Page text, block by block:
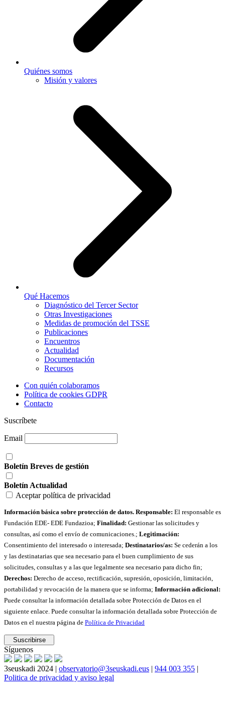
Quiénes somos
Misión y valores
Qué Hacemos
Diagnóstico del Tercer Sector
Otras Investigaciones
Medidas de promoción del TSSE
Publicaciones
Encuentros
Actualidad
Documentación
Recursos
Con quién colaboramos
Política de cookies GDPR
Contacto
Suscríbete
Email
Boletín Breves de gestión
Boletín Actualidad
Aceptar política de privacidad
Información básica sobre protección de datos. Responsable: El responsable es
Fundación EDE- EDE Fundazioa; Finalidad: Gestionar las solicitudes y
consultas, así como el envío de comunicaciones.; Legitimación:
Consentimiento del interesado o interesada; Destinatarios/as: Se cederán a los
y las destinatarias que sea necesario para el buen cumplimiento de sus
solicitudes, consultas y a las que legalmente sea necesario para dicho fin;
Derechos: Derecho de acceso, rectificación, supresión, oposición, limitación,
portabilidad y revocación de la manera que se informa; Información adicional:
Puede consultar la información detallada sobre Protección de Datos en el
siguiente enlace. Puede consultar la información detallada sobre Protección de
Datos en el nuestra página de Política de Privacidad
Síguenos
3seuskadi 2024 | observatorio@3seuskadi.eus | 944 003 355 |
Politica de privacidad y aviso legal